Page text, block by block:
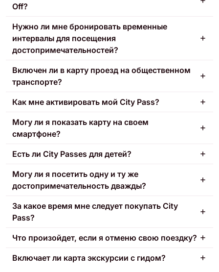
Off?
Нужно ли мне бронировать временные
интервалы для посещения
достопримечательностей?
Включен ли в карту проезд на общественном
транспорте?
Как мне активировать мой City Pass?
Могу ли я показать карту на своем
смартфоне?
Есть ли City Passes для детей?
Могу ли я посетить одну и ту же
достопримечательность дважды?
За какое время мне следует покупать City
Pass?
Что произойдет, если я отменю свою поездку?
Включает ли карта экскурсии с гидом?